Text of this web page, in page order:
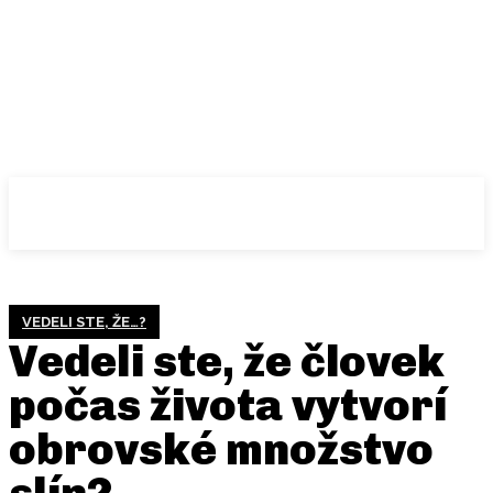
VEDELI STE, ŽE…?
Vedeli ste, že človek
počas života vytvorí
obrovské množstvo